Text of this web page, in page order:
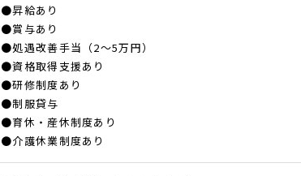
●昇給あり
●賞与あり
●処遇改善手当（2～5万円）
●資格取得支援あり
●研修制度あり
●制服貸与
●育休・産休制度あり
●介護休業制度あり